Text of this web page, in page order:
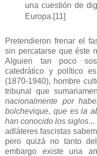
una cuestión de
Europa.[11]
Pretendieron frenar el
sin percatarse que éste
Alguien tan poco
catedrático y político
(1870-1940), hombre
tribunal que
nacionalmente por
bolchevique, que es la
han conocido los siglos...
adláteres fascistas
pero quizá no tanto
embargo existe una